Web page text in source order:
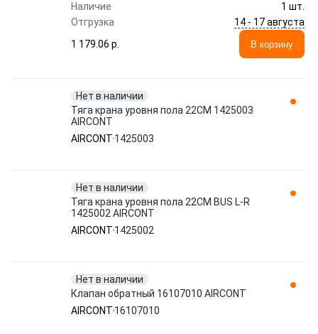
Наличие
1 шт.
Отгрузка
14 - 17 августа
1 179.06 p.
В корзину
Нет в наличии
Тяга крана уровня пола 22CM 1425003
AIRCONT
AIRCONT 1425003
Нет в наличии
Тяга крана уровня пола 22CM BUS L-R
1425002 AIRCONT
AIRCONT 1425002
Нет в наличии
Клапан обратный 16107010 AIRCONT
AIRCONT 16107010